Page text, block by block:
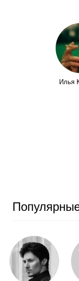
Илья